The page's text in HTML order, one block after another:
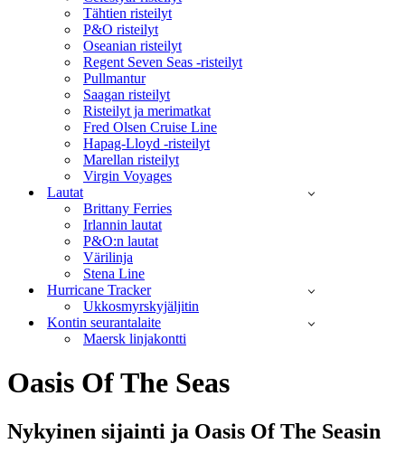
Tähtien risteilyt
P&O risteilyt
Oseanian risteilyt
Regent Seven Seas -risteilyt
Pullmantur
Saagan risteilyt
Risteilyt ja merimatkat
Fred Olsen Cruise Line
Hapag-Lloyd -risteilyt
Marellan risteilyt
Virgin Voyages
Lautat
Brittany Ferries
Irlannin lautat
P&O:n lautat
Värilinja
Stena Line
Hurricane Tracker
Ukkosmyrskyjäljitin
Kontin seurantalaite
Maersk linjakontti
Oasis Of The Seas
Nykyinen sijainti ja Oasis Of The Seasin